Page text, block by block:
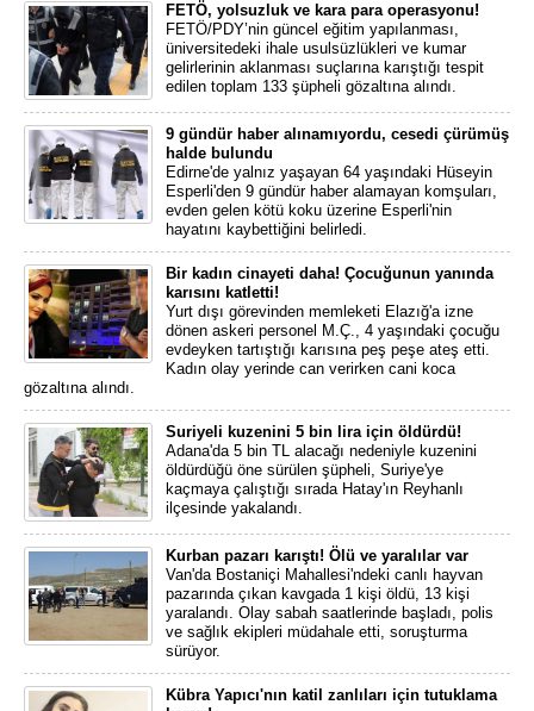
FETÖ, yolsuzluk ve kara para operasyonu!
FETÖ/PDY’nin güncel eğitim yapılanması,
üniversitedeki ihale usulsüzlükleri ve kumar
gelirlerinin aklanması suçlarına karıştığı tespit
edilen toplam 133 şüpheli gözaltına alındı.
9 gündür haber alınamıyordu, cesedi çürümüş
halde bulundu
Edirne'de yalnız yaşayan 64 yaşındaki Hüseyin
Esperli'den 9 gündür haber alamayan komşuları,
evden gelen kötü koku üzerine Esperli'nin
hayatını kaybettiğini belirledi.
Bir kadın cinayeti daha! Çocuğunun yanında
karısını katletti!
Yurt dışı görevinden memleketi Elazığ'a izne
dönen askeri personel M.Ç., 4 yaşındaki çocuğu
evdeyken tartıştığı karısına peş peşe ateş etti.
Kadın olay yerinde can verirken cani koca
gözaltına alındı.
Suriyeli kuzenini 5 bin lira için öldürdü!
Adana'da 5 bin TL alacağı nedeniyle kuzenini
öldürdüğü öne sürülen şüpheli, Suriye'ye
kaçmaya çalıştığı sırada Hatay'ın Reyhanlı
ilçesinde yakalandı.
Kurban pazarı karıştı! Ölü ve yaralılar var
Van'da Bostaniçi Mahallesi'ndeki canlı hayvan
pazarında çıkan kavgada 1 kişi öldü, 13 kişi
yaralandı. Olay sabah saatlerinde başladı, polis
ve sağlık ekipleri müdahale etti, soruşturma
sürüyor.
Kübra Yapıcı'nın katil zanlıları için tutuklama